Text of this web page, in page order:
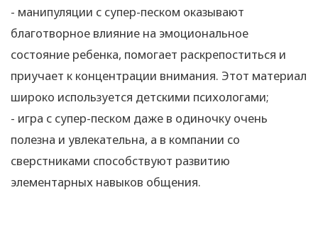
- манипуляции с супер-песком оказывают
благотворное влияние на эмоциональное
состояние ребенка, помогает раскрепоститься и
приучает к концентрации внимания. Этот материал
широко используется детскими психологами;
- игра с супер-песком даже в одиночку очень
полезна и увлекательна, а в компании со
сверстниками способствуют развитию
элементарных навыков общения.